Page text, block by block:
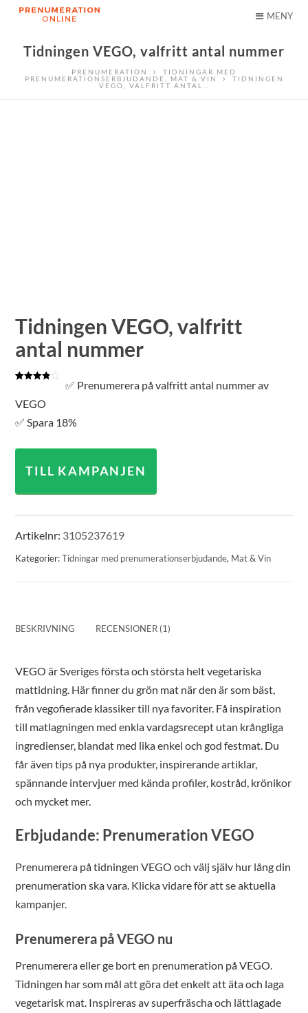
MENY
Tidningen VEGO, valfritt antal nummer
PRENUMERATION
TIDNINGAR MED
PRENUMERATIONSERBJUDANDE
MAT & VIN
TIDNINGEN
VEGO, VALFRITT ANTAL…
Tidningen VEGO, valfritt
antal nummer
baserat
kundrecension
✅ Prenumerera på valfritt antal nummer av
VEGO
✅ Spara 18%
TILL KAMPANJEN
Artikelnr: 3105237619
Kategorier:Tidningar med prenumerationserbjudande, Mat & Vin
BESKRIVNING RECENSIONER (1)
VEGO är Sveriges första och största helt vegetariska
mattidning. Här finner du grön mat när den är som bäst,
från vegofierade klassiker till nya favoriter. Få inspiration
till matlagningen med enkla vardagsrecept utan krångliga
ingredienser, blandat med lika enkel och god festmat. Du
får även tips på nya produkter, inspirerande artiklar,
spännande intervjuer med kända profiler, kostråd, krönikor
och mycket mer.
Erbjudande: Prenumeration VEGO
Prenumerera på tidningen VEGO och välj själv hur lång din
prenumeration ska vara. Klicka vidare för att se aktuella
kampanjer.
Prenumerera på VEGO nu
Prenumerera eller ge bort en prenumeration på VEGO.
Tidningen har som mål att göra det enkelt att äta och laga
vegetarisk mat. Inspireras av superfräscha och lättlagade